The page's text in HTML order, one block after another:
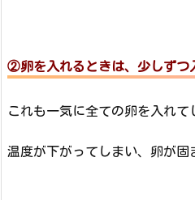
②卵を入れるときは、少しずつ
これも一気に全ての卵を入れて
温度が下がってしまい、卵が固